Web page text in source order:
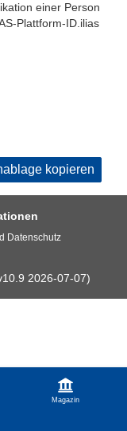
Magazin
einer Person
Plattform-ID.ilias
kopieren
Datenschutz
2026-07-07)